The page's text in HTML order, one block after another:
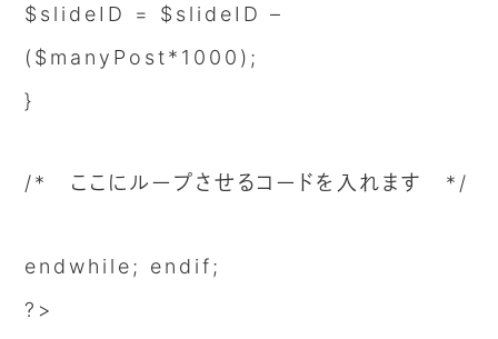
$slideID = $slideID –
($manyPost*1000);
}
/* ここにループさせるコードを入れます */
endwhile; endif;
?>